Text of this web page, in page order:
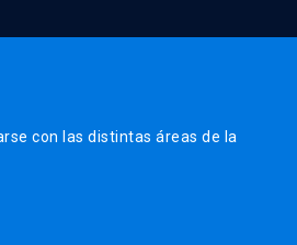
con las distintas áreas de la